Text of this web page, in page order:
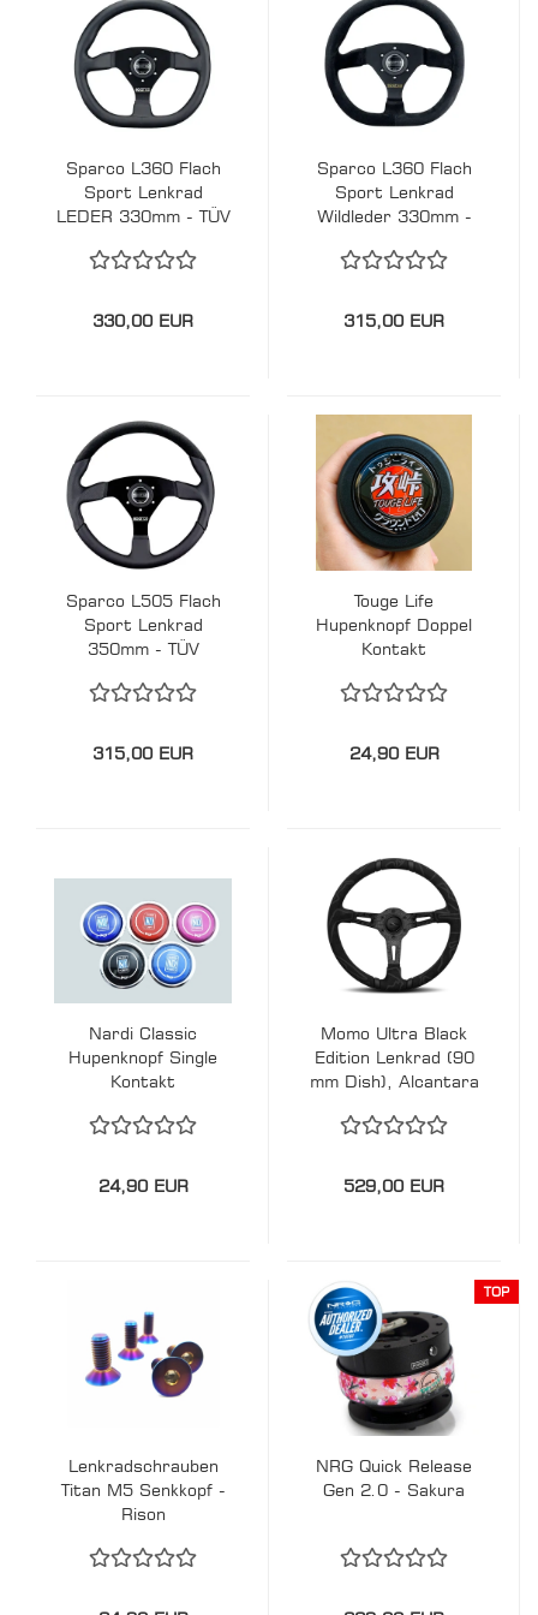
Sparco L360 Flach
Sport Lenkrad
LEDER 330mm - TÜV
330,00 EUR
Sparco L360 Flach
Sport Lenkrad
Wildleder 330mm -
315,00 EUR
Sparco L505 Flach
Sport Lenkrad
350mm - TÜV
315,00 EUR
Touge Life
Hupenknopf Doppel
Kontakt
24,90 EUR
Nardi Classic
Hupenknopf Single
Kontakt
24,90 EUR
Momo Ultra Black
Edition Lenkrad (90
mm Dish), Alcantara
529,00 EUR
Lenkradschrauben
Titan M5 Senkkopf -
Rison
TOP
NRG Quick Release
Gen 2.0 - Sakura